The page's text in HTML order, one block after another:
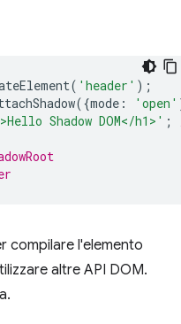
( 'header' );
({mode : 'open'
Shadow DOM</h1>' ;
compilare l'elemento
altre API DOM.